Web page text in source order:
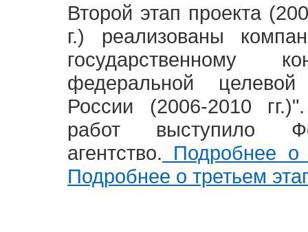
Второй этап проекта
г.) реализованы
государственному
федеральной
России (2006-2010
работ выступило
агентство. Подробнее о
Подробнее о третьем